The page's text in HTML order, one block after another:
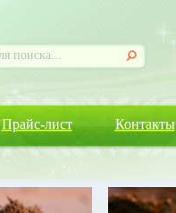
Прайс-лист Контакты